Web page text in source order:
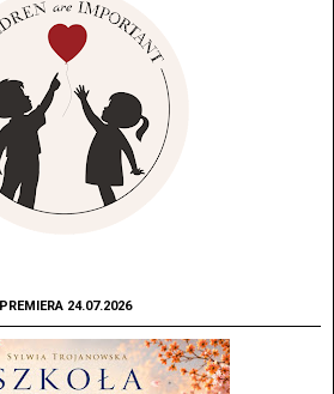
PREMIERA 24.07.2026